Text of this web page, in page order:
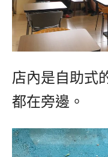
店內是自助式
都在旁邊。